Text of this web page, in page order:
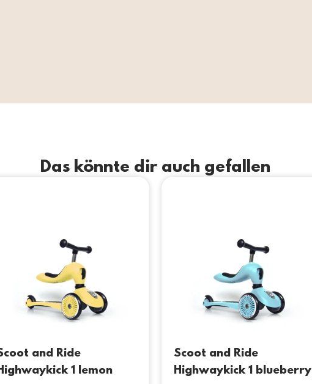
Das könnte dir auch gefallen
and Ride
1 lemon
Scoot and Ride
Highwaykick 1 blueberry